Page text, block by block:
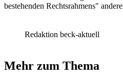
bestehenden Rechtsrahmens"
Redaktion beck-aktuell
Mehr zum Thema